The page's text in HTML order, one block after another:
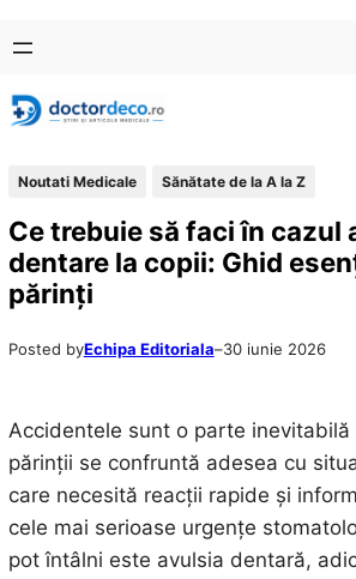
conținut
content
Noutati Medicale Sănătate de la A la Z
Ce trebuie să faci în cazul
dentare la copii: Ghid
părinți
Posted byEchipa Editoriala–30 iunie 2026
Accidentele sunt o parte inevitabilă
părinții se confruntă adesea cu
care necesită reacții rapide și
cele mai serioase urgențe
pot întâlni este avulsia dentară,